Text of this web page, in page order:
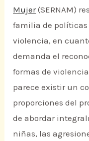
Mujer(SERNAM)
familia de políticas
violencia, en
demanda el
formas de
parece existir un
proporciones del
de abordar
niñas, las